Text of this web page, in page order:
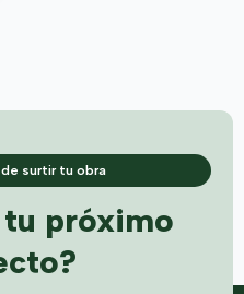
surtir tu obra
próximo